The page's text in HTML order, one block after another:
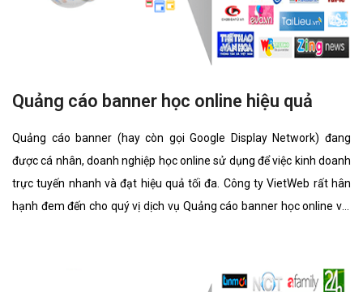
Quảng cáo banner học online hiệu quả
Quảng cáo banner (hay còn gọi Google Display Network) đang
được cá nhân, doanh nghiệp học online sử dụng để việc kinh doanh
trực tuyến nhanh và đạt hiệu quả tối đa. Công ty VietWeb rất hân
hạnh đem đến cho quý vị dịch vụ Quảng cáo banner học online với